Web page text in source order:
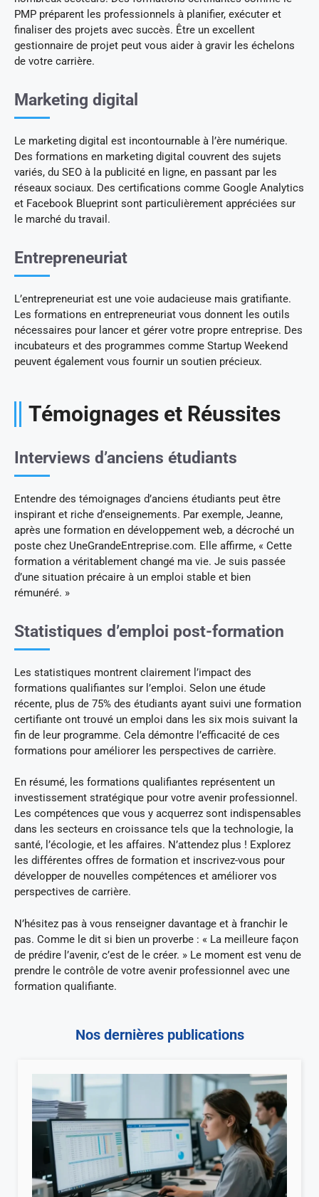
PMP préparent les professionnels à planifier, exécuter et
finaliser des projets avec succès. Être un excellent
gestionnaire de projet peut vous aider à gravir les échelons
de votre carrière.
Marketing digital
Le marketing digital est incontournable à l’ère numérique.
Des formations en marketing digital couvrent des sujets
variés, du SEO à la publicité en ligne, en passant par les
réseaux sociaux. Des certifications comme Google Analytics
et Facebook Blueprint sont particulièrement appréciées sur
le marché du travail.
Entrepreneuriat
L’entrepreneuriat est une voie audacieuse mais gratifiante.
Les formations en entrepreneuriat vous donnent les outils
nécessaires pour lancer et gérer votre propre entreprise. Des
incubateurs et des programmes comme Startup Weekend
peuvent également vous fournir un soutien précieux.
Témoignages et Réussites
Interviews d’anciens étudiants
Entendre des témoignages d’anciens étudiants peut être
inspirant et riche d’enseignements. Par exemple, Jeanne,
après une formation en développement web, a décroché un
poste chez UneGrandeEntreprise.com. Elle affirme, « Cette
formation a véritablement changé ma vie. Je suis passée
d’une situation précaire à un emploi stable et bien
rémunéré. »
Statistiques d’emploi post-formation
Les statistiques montrent clairement l’impact des
formations qualifiantes sur l’emploi. Selon une étude
récente, plus de 75% des étudiants ayant suivi une formation
certifiante ont trouvé un emploi dans les six mois suivant la
fin de leur programme. Cela démontre l’efficacité de ces
formations pour améliorer les perspectives de carrière.
En résumé, les formations qualifiantes représentent un
investissement stratégique pour votre avenir professionnel.
Les compétences que vous y acquerrez sont indispensables
dans les secteurs en croissance tels que la technologie, la
santé, l’écologie, et les affaires. N’attendez plus ! Explorez
les différentes offres de formation et inscrivez-vous pour
développer de nouvelles compétences et améliorer vos
perspectives de carrière.
N’hésitez pas à vous renseigner davantage et à franchir le
pas. Comme le dit si bien un proverbe : « La meilleure façon
de prédire l’avenir, c’est de le créer. » Le moment est venu de
prendre le contrôle de votre avenir professionnel avec une
formation qualifiante.
Nos dernières publications